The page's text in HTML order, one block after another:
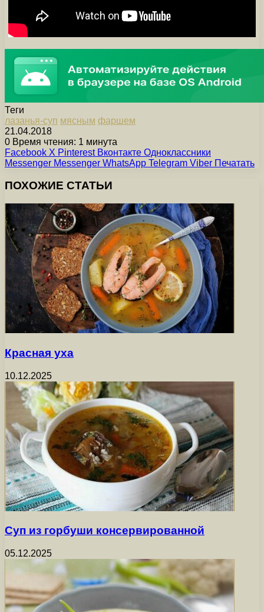
Теги
лазанья-суп мясным фаршем
21.04.2018
0 Время чтения: 1 минута
Facebook X Pinterest Вконтакте Одноклассники
Messenger Messenger WhatsApp Telegram Viber Печатать
ПОХОЖИЕ СТАТЬИ
Красная уха
10.12.2025
Суп из горбуши консервированной
05.12.2025